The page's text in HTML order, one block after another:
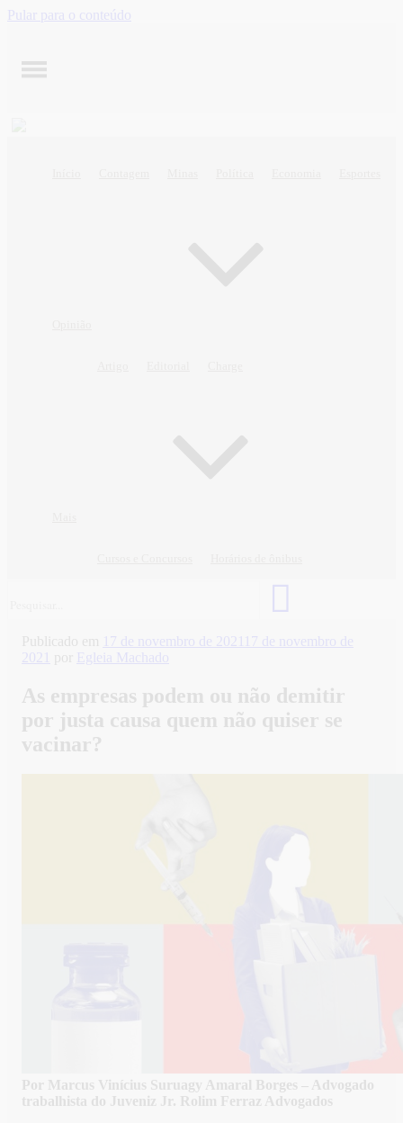
Pular para o conteúdo
Publicado em 17 de novembro de 2021
17 de novembro de
2021
por Egleia Machado
As empresas podem ou não demitir
por justa causa quem não quiser se
vacinar?
Por Marcus Vinícius Suruagy Amaral Borges – Advogado
trabalhista do Juveniz Jr. Rolim Ferraz Advogados